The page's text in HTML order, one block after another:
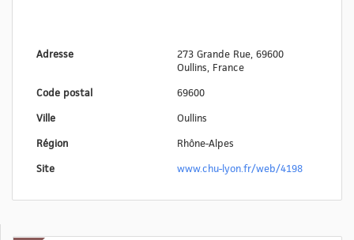
Adresse
273 Grande Rue, 69600
Oullins, France
Code postal
69600
Ville
Oullins
Région
Rhône-Alpes
Site
www.chu-lyon.fr/web/4198